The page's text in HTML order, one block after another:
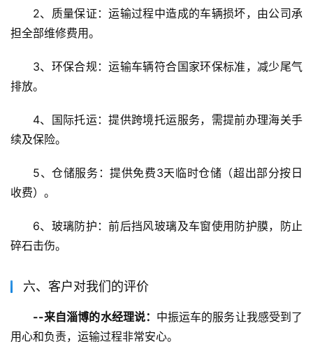
2、质量保证：运输过程中造成的车辆损坏，由公司承
担全部维修费用。
3、环保合规：运输车辆符合国家环保标准，减少尾气
排放。
4、国际托运：提供跨境托运服务，需提前办理海关手
续及保险。
5、仓储服务：提供免费3天临时仓储（超出部分按日
收费）。
6、玻璃防护：前后挡风玻璃及车窗使用防护膜，防止
碎石击伤。
六、客户对我们的评价
--来自淄博的水经理说： 中振运车的服务让我感受到了
用心和负责，运输过程非常安心。